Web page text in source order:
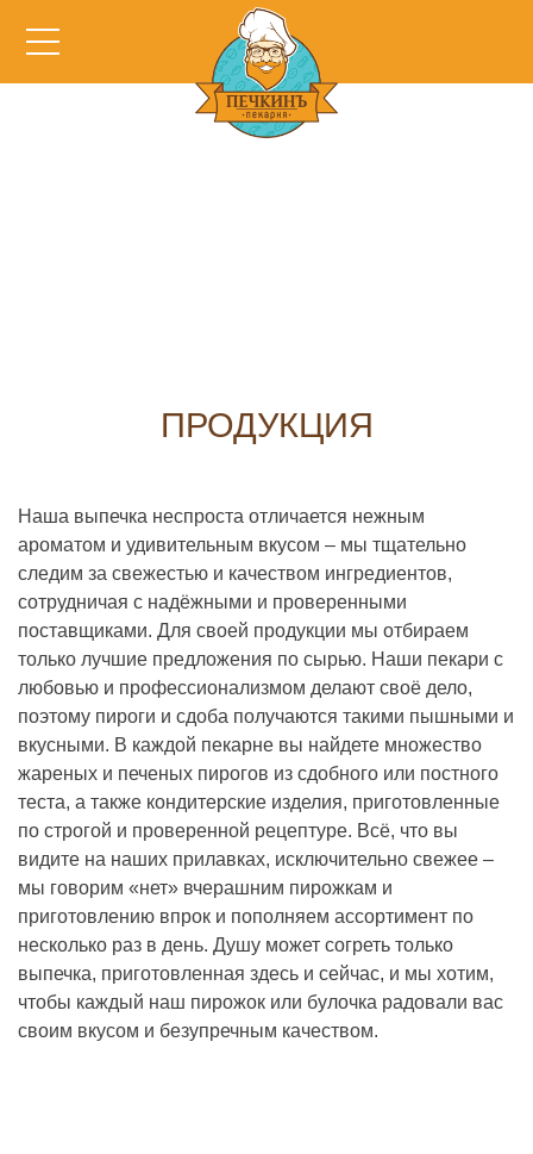
ПРОДУКЦИЯ
Наша выпечка неспроста отличается нежным
ароматом и удивительным вкусом – мы тщательно
следим за свежестью и качеством ингредиентов,
сотрудничая с надёжными и проверенными
поставщиками. Для своей продукции мы отбираем
только лучшие предложения по сырью. Наши пекари с
любовью и профессионализмом делают своё дело,
поэтому пироги и сдоба получаются такими пышными и
вкусными. В каждой пекарне вы найдете множество
жареных и печеных пирогов из сдобного или постного
теста, а также кондитерские изделия, приготовленные
по строгой и проверенной рецептуре. Всё, что вы
видите на наших прилавках, исключительно свежее –
мы говорим «нет» вчерашним пирожкам и
приготовлению впрок и пополняем ассортимент по
несколько раз в день. Душу может согреть только
выпечка, приготовленная здесь и сейчас, и мы хотим,
чтобы каждый наш пирожок или булочка радовали вас
своим вкусом и безупречным качеством.